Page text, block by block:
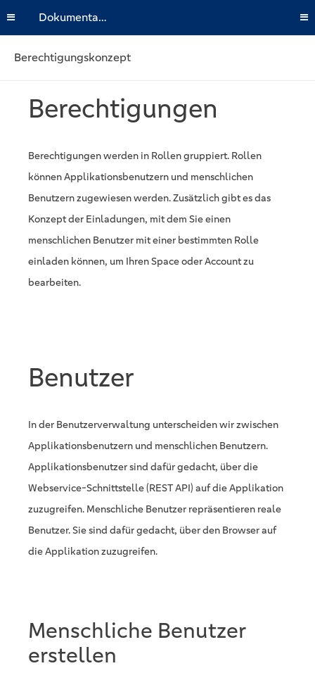
Dokumentation
Berechtigungskonzept
Berechtigungen
Berechtigungen werden in Rollen gruppiert. Rollen
können Applikationsbenutzern und menschlichen
Benutzern zugewiesen werden. Zusätzlich gibt es das
Konzept der Einladungen, mit dem Sie einen
menschlichen Benutzer mit einer bestimmten Rolle
einladen können, um Ihren Space oder Account zu
bearbeiten.
Benutzer
In der Benutzerverwaltung unterscheiden wir zwischen
Applikationsbenutzern und menschlichen Benutzern.
Applikationsbenutzer sind dafür gedacht, über die
Webservice-Schnittstelle (REST API) auf die Applikation
zuzugreifen. Menschliche Benutzer repräsentieren reale
Benutzer. Sie sind dafür gedacht, über den Browser auf
die Applikation zuzugreifen.
Menschliche Benutzer
erstellen